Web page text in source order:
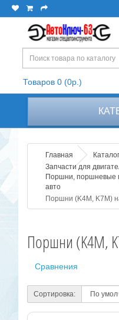
Товаров 0 (0р.)
Главная
Каталог
Запчасти для
Поршни, поршневые
авто
Поршни (K4M, K7M)
Поршни (K4M,
Сравнения
Сортировка: